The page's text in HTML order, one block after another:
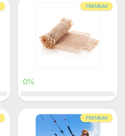
PREMIUM
0%
PREMIUM